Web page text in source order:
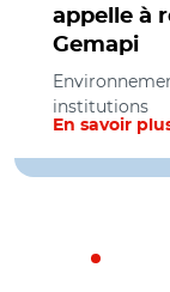
appelle à
Gemapi
institutions
En savoir